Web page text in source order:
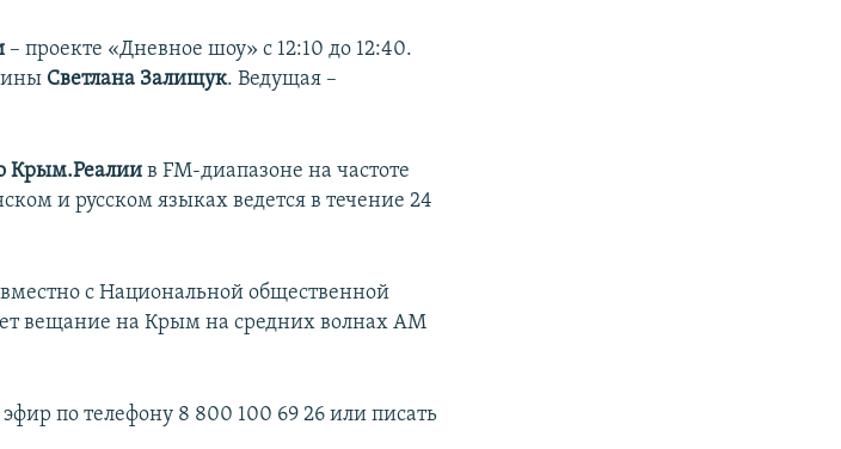
– проекте «Дневное шоу» с 12:10 до 12:40.
Светлана Залищук. Ведущая –
Крым.Реалии в FM-диапазоне на частоте
и русском языках ведется в течение 24
с Национальной общественной
вещание на Крым на средних волнах АМ
по телефону 8 800 100 69 26 или писать